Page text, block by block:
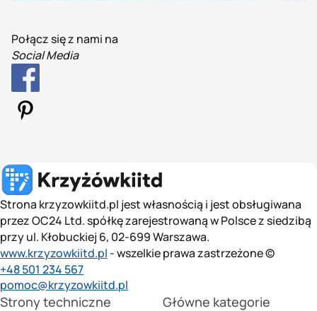
Połącz się z nami na
Social Media
Strona krzyzowkiitd.pl jest własnością i jest obsługiwana
przez OC24 Ltd. spółkę zarejestrowaną w Polsce z siedzibą
przy ul. Kłobuckiej 6, 02-699 Warszawa.
www.krzyzowkiitd.pl - wszelkie prawa zastrzeżone ©
+48 501 234 567
pomoc@krzyzowkiitd.pl
Strony techniczne
Główne kategorie